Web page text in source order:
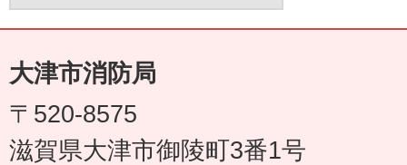
大津市消防局
〒520-8575
滋賀県大津市御陵町3番1号